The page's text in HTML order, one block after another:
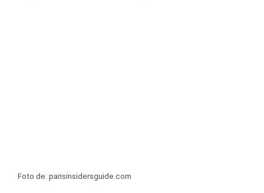
Foto de: parisinsidersguide.com